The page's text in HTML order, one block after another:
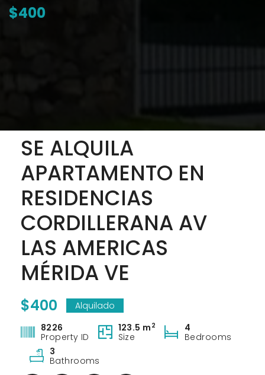
$400
SE ALQUILA
APARTAMENTO EN
RESIDENCIAS
CORDILLERANA AV
LAS AMERICAS
MÉRIDA VE
$400
Alquilado
8226
Property ID
123.5 m 2
Size
4
Bedrooms
3
Bathrooms